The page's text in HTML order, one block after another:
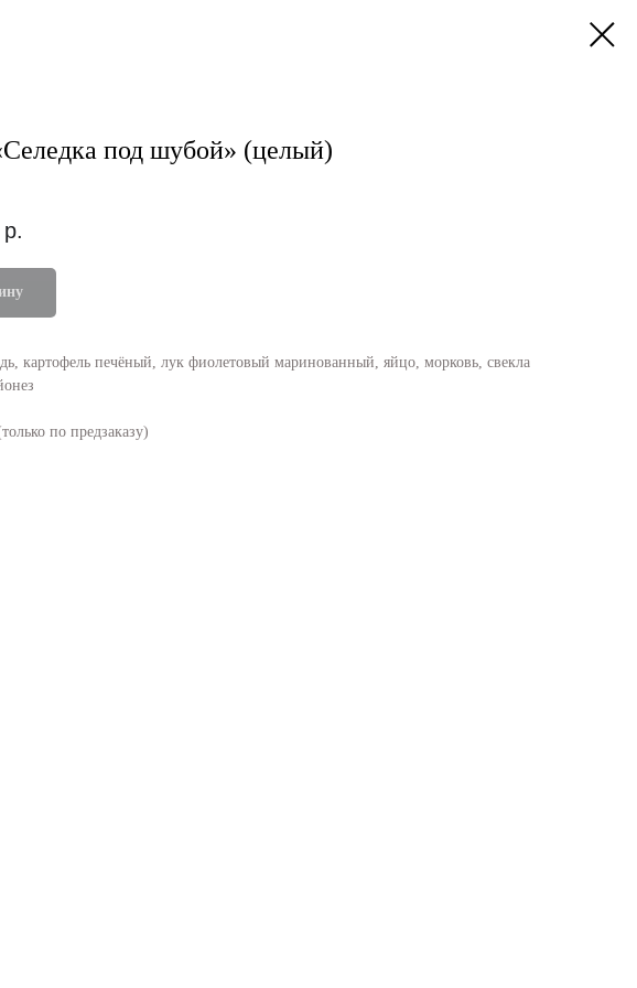
под шубой» (целый)
р.
картофель печёный, лук фиолетовый маринованный, яйцо, морковь, свекла
по предзаказу)